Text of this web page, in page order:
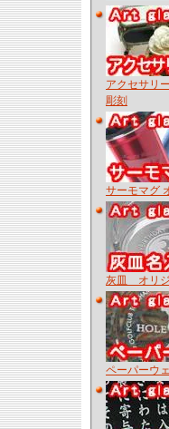
アクセサリ
彫刻
サーモマグ
灰皿 オリジ
ペーパーウ